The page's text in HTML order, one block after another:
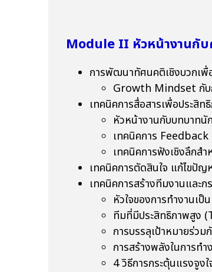
Module II หัวหน้างานกั
การพัฒนาทัศนคติเชิงบวกเ
Growth Mindset กับ
เทคนิคการสื่อสารเพื่อประสิ
หัวหน้างานกับบทบาท
เทคนิคการ
เทคนิคการฟังเชิงลึก
เทคนิคการตัดสินใจ แก้ไข
เทคนิคการสร้างทีมงานแล
หัวใจของการทำงานเ
ทีมที่มีประสิทธิภาพสูง
การบรรลุเป้าหมายร่ว
การสร้างพลังในการทำ
4 วิธีการกระตุ้นแรงจูง